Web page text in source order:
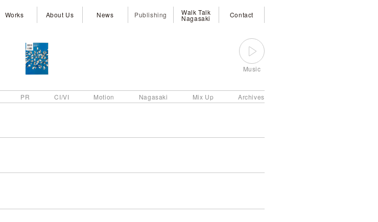
Works About Us News Publishing Walk Talk
Nagasaki Contact
Music
PR CI/VI Motion Nagasaki Mix Up Archives